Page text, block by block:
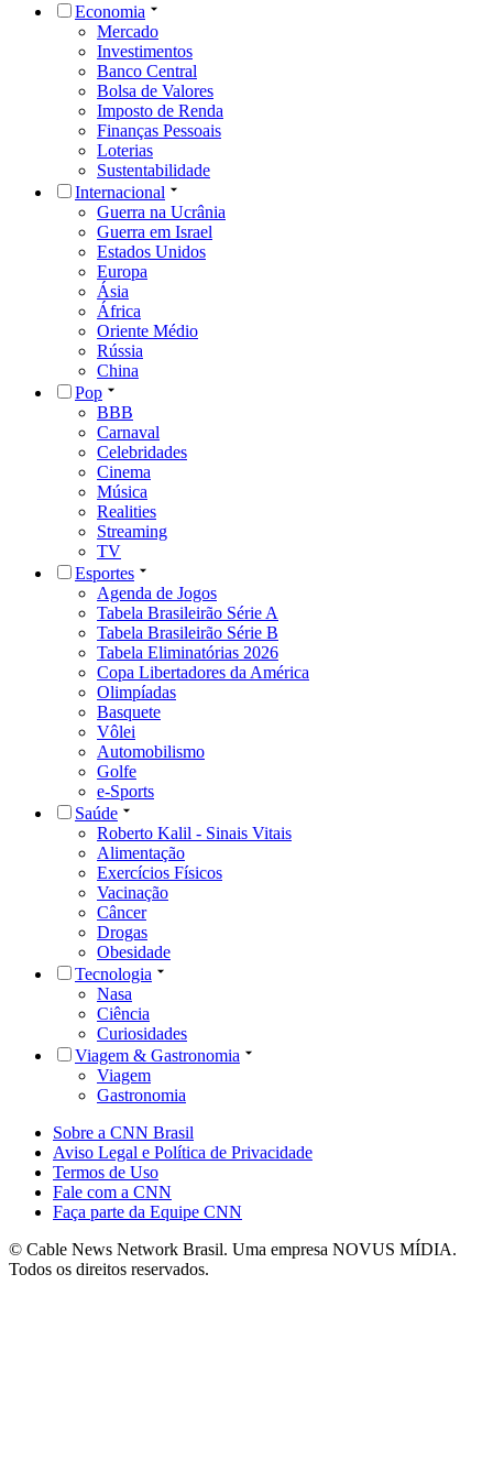
Economia
Mercado
Investimentos
Banco Central
Bolsa de Valores
Imposto de Renda
Finanças Pessoais
Loterias
Sustentabilidade
Internacional
Guerra na Ucrânia
Guerra em Israel
Estados Unidos
Europa
Ásia
África
Oriente Médio
Rússia
China
Pop
BBB
Carnaval
Celebridades
Cinema
Música
Realities
Streaming
TV
Esportes
Agenda de Jogos
Tabela Brasileirão Série A
Tabela Brasileirão Série B
Tabela Eliminatórias 2026
Copa Libertadores da América
Olimpíadas
Basquete
Vôlei
Automobilismo
Golfe
e-Sports
Saúde
Roberto Kalil - Sinais Vitais
Alimentação
Exercícios Físicos
Vacinação
Câncer
Drogas
Obesidade
Tecnologia
Nasa
Ciência
Curiosidades
Viagem & Gastronomia
Viagem
Gastronomia
Sobre a CNN Brasil
Aviso Legal e Política de Privacidade
Termos de Uso
Fale com a CNN
Faça parte da Equipe CNN
© Cable News Network Brasil. Uma empresa NOVUS MÍDIA.
Todos os direitos reservados.